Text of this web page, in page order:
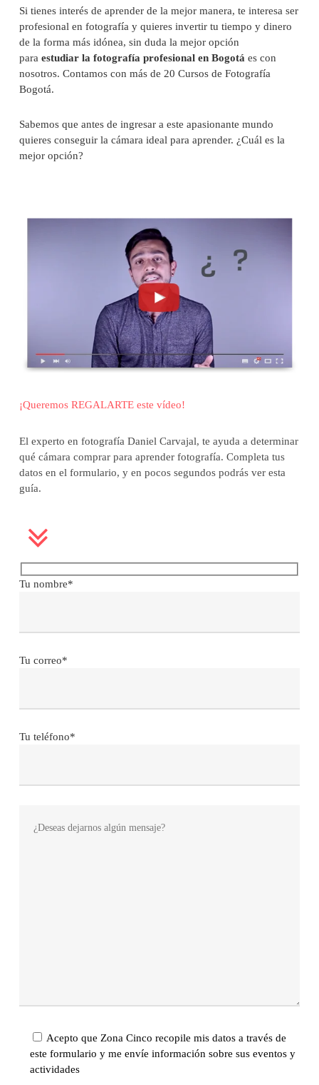
Si tienes interés de aprender de la mejor manera, te interesa ser
profesional en fotografía y quieres invertir tu tiempo y dinero
de la forma más idónea, sin duda la mejor opción
para estudiar la fotografía profesional en Bogotá es con
nosotros. Contamos con más de 20 Cursos de Fotografía
Bogotá.
Sabemos que antes de ingresar a este apasionante mundo
quieres conseguir la cámara ideal para aprender. ¿Cuál es la
mejor opción?
¡Queremos REGALARTE este vídeo!
El experto en fotografía Daniel Carvajal, te ayuda a determinar
qué cámara comprar para aprender fotografía. Completa tus
datos en el formulario, y en pocos segundos podrás ver esta
guía.
Tu nombre*
Tu correo*
Tu teléfono*
Acepto que Zona Cinco recopile mis datos a través de
este formulario y me envíe información sobre sus eventos y
actividades